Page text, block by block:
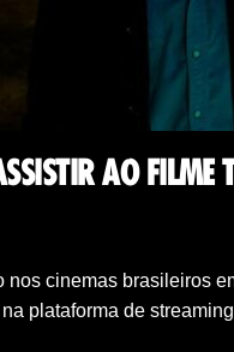
AO FILME
cinemas brasileiros
plataforma de